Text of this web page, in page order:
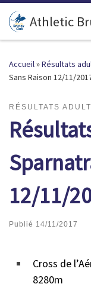
Passer au contenu
Athletic
Accueil»Résultats
Sans Raison 12/11/
RÉSULTATS
12/11/
Publié 14/11/2017
Cross de
8280m